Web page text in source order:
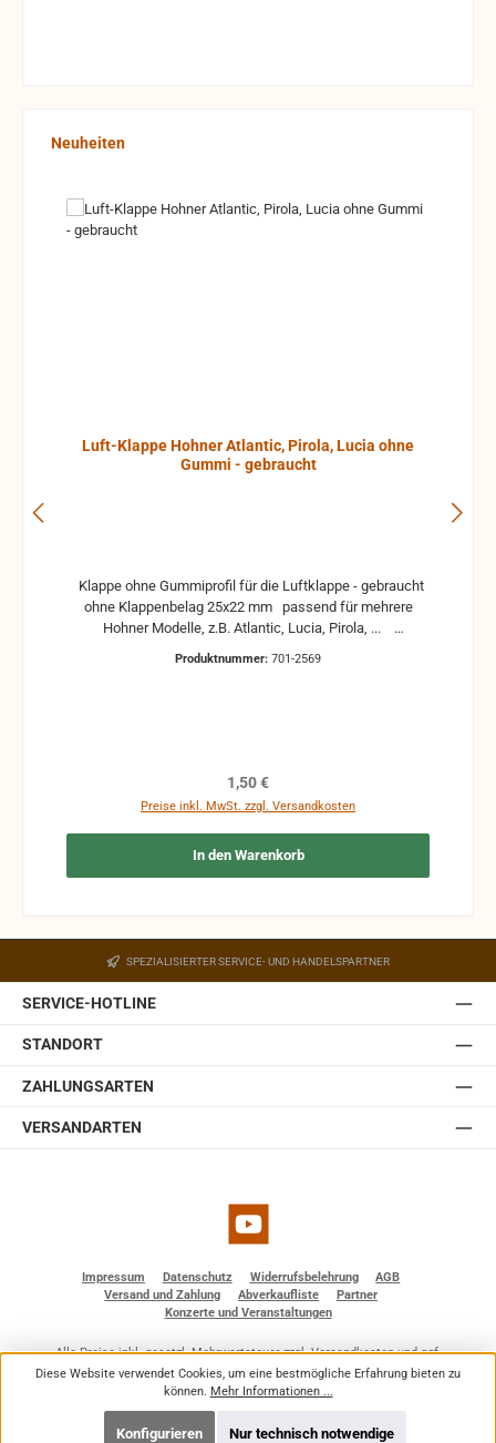
Produktgalerie überspringen
Neuheiten
Luft-Klappe Hohner Atlantic, Pirola, Lucia ohne
Gummi - gebraucht
ohne Klappenbelag 25x22 mm passend für mehrere
Hohner Modelle, z.B. Atlantic, Lucia, Pirola, ...
Funktion nicht mehr gewährleistet werden und die
Produktnummer: 701-2569
Regulärer Preis:
1,50 €
Preise inkl. MwSt. zzgl. Versandkosten
In den Warenkorb
SPEZIALISIERTER SERVICE- UND HANDELSPARTNER
SERVICE-HOTLINE
STANDORT
ZAHLUNGSARTEN
VERSANDARTEN
YouTube
Impressum Datenschutz Widerrufsbelehrung
AGB
Versand und Zahlung
Abverkaufliste
Partner
Konzerte und Veranstaltungen
Alle Preise inkl. gesetzl. Mehrwertsteuer zzgl.Versandkostenund ggf.
Nachnahmegebühren, wenn nicht anders angegeben.
© 2026 BF - Dienstleistungen - Alle Rechte vorbehalten. Theme by
Diese Website verwendet Cookies, um eine bestmögliche Erfahrung bieten zu
können. Mehr Informationen ...
Nur technisch notwendige
Konfigurieren